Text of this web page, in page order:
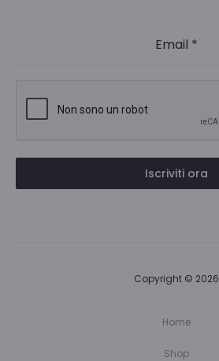
Email *
Iscriviti ora
Copyright © 2026
Home
Shop